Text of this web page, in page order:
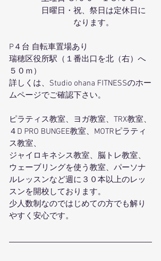
日曜日・祝、祭日は定休日に
なります。
P４台 自転車置場あり
瑞穂区役所駅（１番出口を北（右）へ
５０ｍ）
詳しくは、Studio ohana FITNESSのホー
ムページでご確認下さい。
ピラティス教室、ヨガ教室、TRX教室、
４D PRO BUNGEE教室、MOTRピラティ
ス教室、
ジャイロキネシス教室、脳トレ教室、
ウェーブリングを使う教室、パーソナ
ルレッスンなど週に３０本以上のレッ
スンを開校しております。
少人数制なのではじめての方でも解り
やすく安心です。